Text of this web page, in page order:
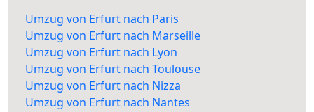
Umzug von Erfurt nach Paris
Umzug von Erfurt nach Marseille
Umzug von Erfurt nach Lyon
Umzug von Erfurt nach Toulouse
Umzug von Erfurt nach Nizza
Umzug von Erfurt nach Nantes